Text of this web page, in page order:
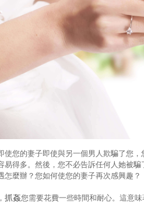
使您的妻子即使與另一個男人欺騙了您
易得多。然後，您不必告訴任何人她被
怎麼辦？您如何使您的妻子再次感興趣？
抓姦您需要花費一些時間和耐心。這意